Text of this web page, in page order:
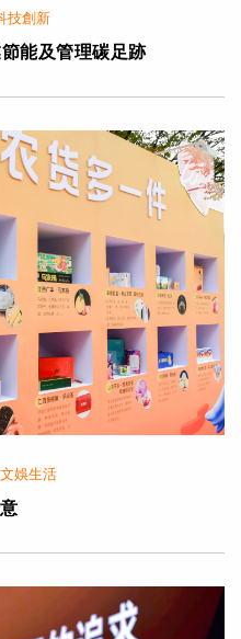
技創新
能及管理碳足跡
文娛生活